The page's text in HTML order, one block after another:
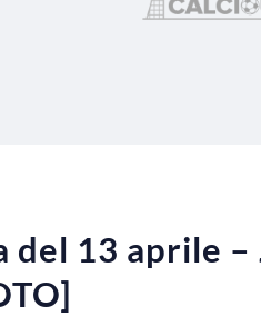
del 13 aprile